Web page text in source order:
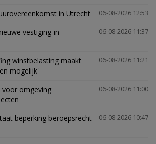
06-08-2026 12:53
in Utrecht
06-08-2026 11:37
vestiging in
06-08-2026 11:21
winstbelasting maakt
mogelijk'
06-08-2026 11:00
omgeving
06-08-2026 10:47
beperking beroepsrecht